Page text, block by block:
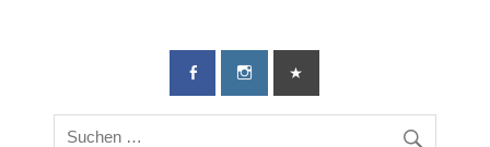
TG-Geislingen
DIE Sportadresse in Geislingen!